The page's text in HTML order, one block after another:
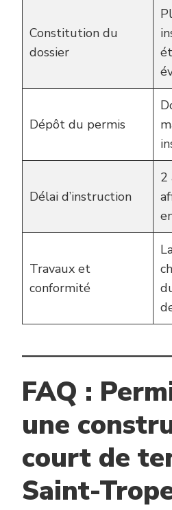
Constitution du
dossier
Dépôt du permis
Délai d’instruction
2
Travaux et
conformité
FAQ :
une
court de
Saint-